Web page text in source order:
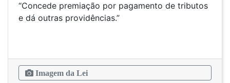
“Concede premiação por pagamento de tributos
e dá outras providências.”
Imagem da Lei